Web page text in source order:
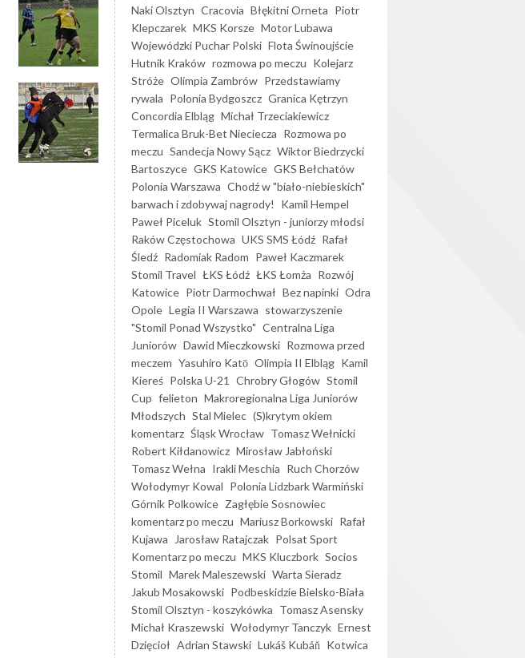
Naki Olsztyn Cracovia Błękitni Orneta Piotr
Klepczarek MKS Korsze Motor Lubawa
Wojewódzki Puchar Polski Flota Świnoujście
Hutnik Kraków rozmowa po meczu Kolejarz
Stróże Olimpia Zambrów Przedstawiamy
rywala Polonia Bydgoszcz Granica Kętrzyn
Concordia Elbląg Michał Trzeciakiewicz
Termalica Bruk-Bet Nieciecza Rozmowa po
meczu Sandecja Nowy Sącz Wiktor Biedrzycki
Bartoszyce GKS Katowice GKS Bełchatów
Polonia Warszawa Chodź w "biało-niebieskich"
barwach i zdobywaj nagrody!
Kamil Hempel
Paweł Piceluk Stomil Olsztyn - juniorzy młodsi
Raków Częstochowa UKS SMS Łódź Rafał
Śledź Radomiak Radom Paweł Kaczmarek
Stomil Travel ŁKS Łódź ŁKS Łomża Rozwój
Katowice Piotr Darmochwał Bez napinki Odra
Opole Legia II Warszawa stowarzyszenie
"Stomil Ponad Wszystko" Centralna Liga
Juniorów Dawid Mieczkowski Rozmowa przed
meczem Yasuhiro Katō Olimpia II Elbląg Kamil
Kiereś Polska U-21 Chrobry Głogów Stomil
Cup felieton Makroregionalna Liga Juniorów
Młodszych Stal Mielec (S)krytym okiem
komentarz Śląsk Wrocław Tomasz Wełnicki
Robert Kiłdanowicz Mirosław Jabłoński
Tomasz Wełna Irakli Meschia Ruch Chorzów
Wołodymyr Kowal Polonia Lidzbark Warmiński
Górnik Polkowice Zagłębie Sosnowiec
komentarz po meczu Mariusz Borkowski Rafał
Kujawa
Jarosław Ratajczak Polsat Sport
Komentarz po meczu MKS Kluczbork Socios
Stomil Marek Maleszewski Warta Sieradz
Jakub Mosakowski Podbeskidzie Bielsko-Biała
Stomil Olsztyn - koszykówka Tomasz Asensky
Michał Kraszewski Wołodymyr Tanczyk Ernest
Dzięcioł Adrian Stawski Lukáš Kubáň Kotwica